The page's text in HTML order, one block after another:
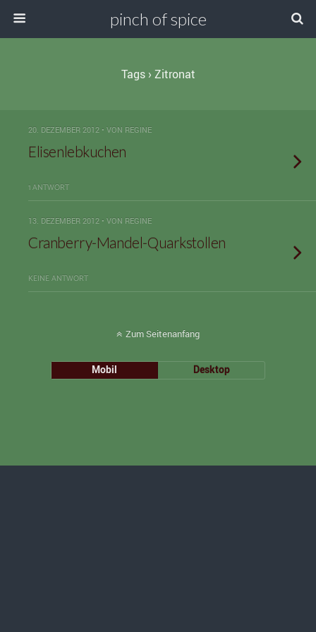
pinch of spice
Tags › Zitronat
20. DEZEMBER 2012 • VON REGINE
Elisenlebkuchen
1 ANTWORT
13. DEZEMBER 2012 • VON REGINE
Cranberry-Mandel-Quarkstollen
KEINE ANTWORT
Zum Seitenanfang
Mobil Desktop